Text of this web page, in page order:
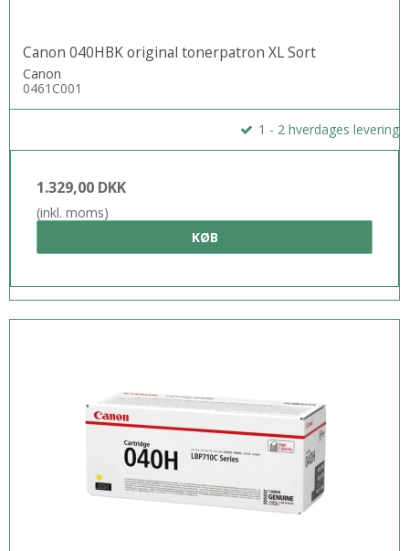
Canon 040HBK original tonerpatron XL Sort
Canon
0461C001
1 - 2 hverdages levering
1.329,00 DKK
(inkl. moms)
KØB